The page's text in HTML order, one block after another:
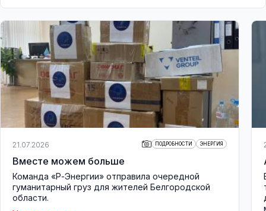
21.07.2026 ПОДРОБНОСТИ ЭНЕРГИЯ
Вместе можем больше
Команда «Р-Энергии» отправила очередной
гуманитарный груз для жителей Белгородской
области.